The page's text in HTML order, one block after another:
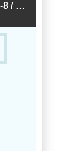
Аудиокнига Князь Целитель-8 / Андрей Ткачев (8)